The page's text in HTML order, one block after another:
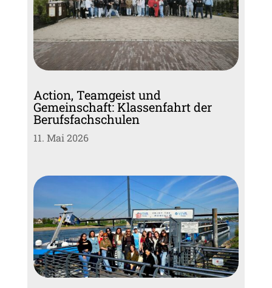
Action, Teamgeist und
Gemeinschaft: Klassenfahrt der
Berufsfachschulen
11. Mai 2026